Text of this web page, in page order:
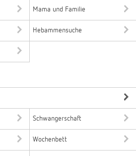
Mama und Familie
Hebammensuche
Schwangerschaft
Wochenbett